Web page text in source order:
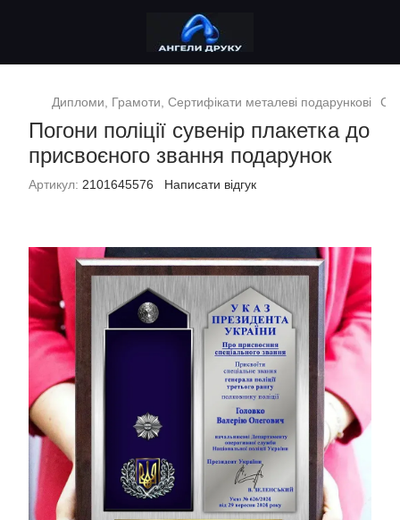
Дипломи, Грамоти, Сертифікати металеві подарункові
Погони поліції сувенір плакетка до
присвоєного звання подарунок
Артикул: 2101645576 Написати відгук